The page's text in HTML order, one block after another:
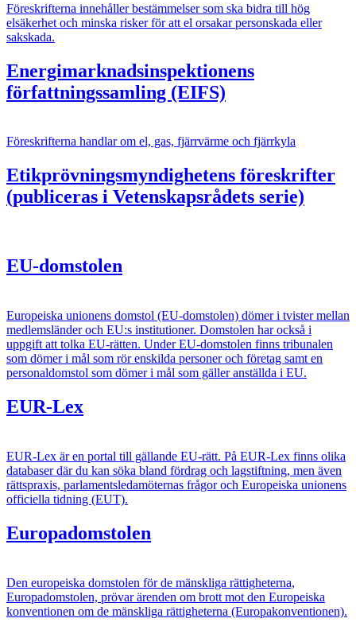
Föreskrifterna innehåller bestämmelser som ska bidra till hög
elsäkerhet och minska risker för att el orsakar personskada eller
sakskada.
Energimarknadsinspektionens
författningssamling (EIFS)
Föreskrifterna handlar om el, gas, fjärrvärme och fjärrkyla
Etikprövningsmyndighetens föreskrifter
(publiceras i Vetenskapsrådets serie)
EU-domstolen
Europeiska unionens domstol (EU-domstolen) dömer i tvister mellan
medlemsländer och EU:s institutioner. Domstolen har också i
uppgift att tolka EU-rätten. Under EU-domstolen finns tribunalen
som dömer i mål som rör enskilda personer och företag samt en
personaldomstol som dömer i mål som gäller anställda i EU.
EUR-Lex
EUR-Lex är en portal till gällande EU-rätt. På EUR-Lex finns olika
databaser där du kan söka bland fördrag och lagstiftning, men även
rättspraxis, parlamentsledamöternas frågor och Europeiska unionens
officiella tidning (EUT).
Europadomstolen
Den europeiska domstolen för de mänskliga rättigheterna,
Europadomstolen, prövar ärenden om brott mot den Europeiska
konventionen om de mänskliga rättigheterna (Europakonventionen).